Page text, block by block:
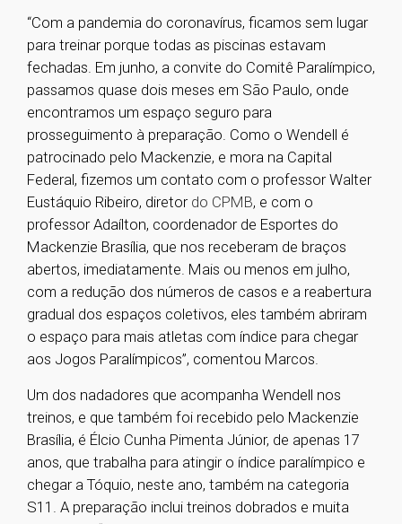
“Com a pandemia do coronavírus, ficamos sem lugar
para treinar porque todas as piscinas estavam
fechadas. Em junho, a convite do Comitê Paralímpico,
passamos quase dois meses em São Paulo, onde
encontramos um espaço seguro para
prosseguimento à preparação. Como o Wendell é
patrocinado pelo Mackenzie, e mora na Capital
Federal, fizemos um contato com o professor Walter
Eustáquio Ribeiro, diretor do CPMB, e com o
professor Adaílton, coordenador de Esportes do
Mackenzie Brasília, que nos receberam de braços
abertos, imediatamente. Mais ou menos em julho,
com a redução dos números de casos e a reabertura
gradual dos espaços coletivos, eles também abriram
o espaço para mais atletas com índice para chegar
aos Jogos Paralímpicos”, comentou Marcos.
Um dos nadadores que acompanha Wendell nos
treinos, e que também foi recebido pelo Mackenzie
Brasília, é Élcio Cunha Pimenta Júnior, de apenas 17
anos, que trabalha para atingir o índice paralímpico e
chegar a Tóquio, neste ano, também na categoria
S11. A preparação inclui treinos dobrados e muita